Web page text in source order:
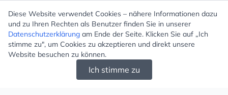
Diese Website verwendet Cookies – nähere Informationen dazu
und zu Ihren Rechten als Benutzer finden Sie in unserer
Datenschutzerklärung am Ende der Seite. Klicken Sie auf „Ich
stimme zu", um Cookies zu akzeptieren und direkt unsere
Website besuchen zu können.
Ich stimme zu